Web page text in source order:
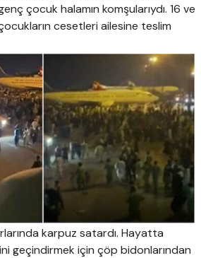
çocuk halamın komşularıydı. 16 ve
cesetleri ailesine teslim
karpuz satardı. Hayatta
geçindirmek için çöp bidonlarından